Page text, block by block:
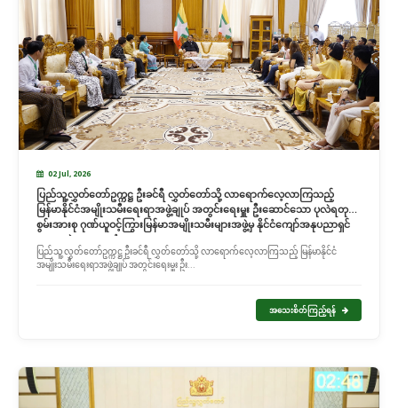
02 Jul, 2026
ပြည်သူ့လွှတ်တော်ဥက္ကဋ္ဌ ဦးခင်ရီ လွှတ်တော်သို့ လာရောက်လေ့လာကြသည့်
မြန်မာနိုင်ငံအမျိုးသမီးရေးရာအဖွဲ့ချုပ် အတွင်းရေးမှူး ဦးဆောင်သော ပုလဲရတု
စွမ်းအားစု ဂုဏ်ယူဝင့်ကြွားမြန်မာအမျိုးသမီးများအဖွဲ့မှ နိုင်ငံကျော်အနုပညာရှင်
များ အဖွဲ့အားတွေ့ဆုံ
ပြည်သူ့လွှတ်တော်ဥက္ကဋ္ဌ ဦးခင်ရီ လွှတ်တော်သို့ လာရောက်လေ့လာကြသည့် မြန်မာနိုင်ငံ
အမျိုးသမီးရေးရာအဖွဲ့ချုပ် အတွင်းရေးမှူး ဦး...
အသေးစိတ်ကြည့်ရန်